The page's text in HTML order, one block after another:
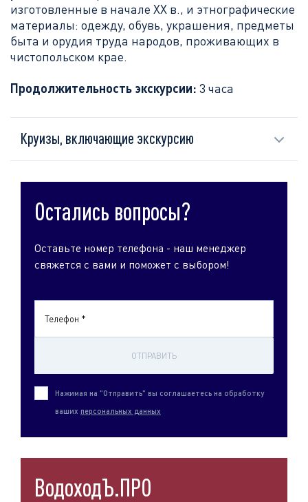
изготовленные в начале ХХ в., и этнографические
материалы: одежду, обувь, украшения, предметы
быта и орудия труда народов, проживающих в
чистопольском крае.
Продолжительность экскурсии: 3 часа
Круизы, включающие экскурсию
Остались вопросы?
Оставьте номер телефона - наш менеджер
свяжется с вами и поможет с выбором!
Телефон *
ОТПРАВИТЬ
Нажимая на "Отправить" вы соглашаетесь на обработку
ваших персональных данных
ВодоходЪ.ПРО